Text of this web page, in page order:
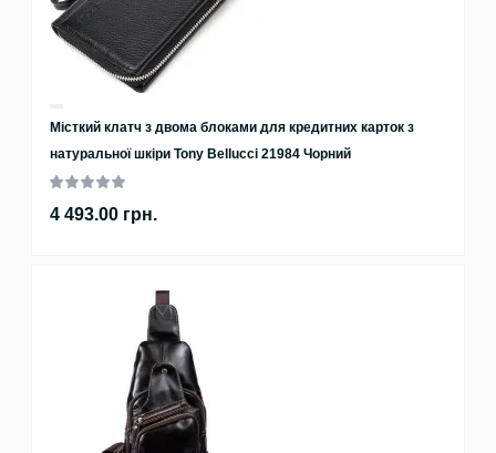
Місткий клатч з двома блоками для кредитних карток з
натуральної шкіри Tony Bellucci 21984 Чорний
4 493.00 грн.